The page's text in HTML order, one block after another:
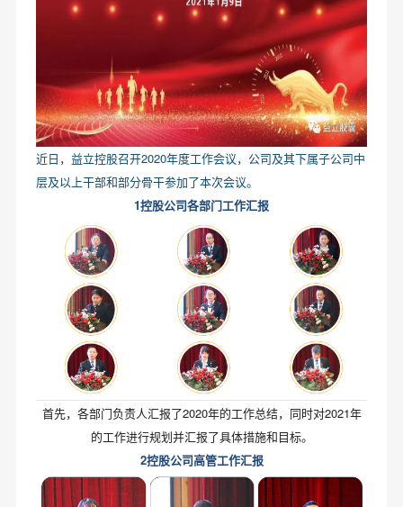
近日，益立控股召开2020年度工作会议，公司及其下属子公司中
层及以上干部和部分骨干参加了本次会议。
1控股公司各部门工作汇报
首先，各部门负责人汇报了2020年的工作总结，同时对2021年
的工作进行规划并汇报了具体措施和目标。
2控股公司高管工作汇报